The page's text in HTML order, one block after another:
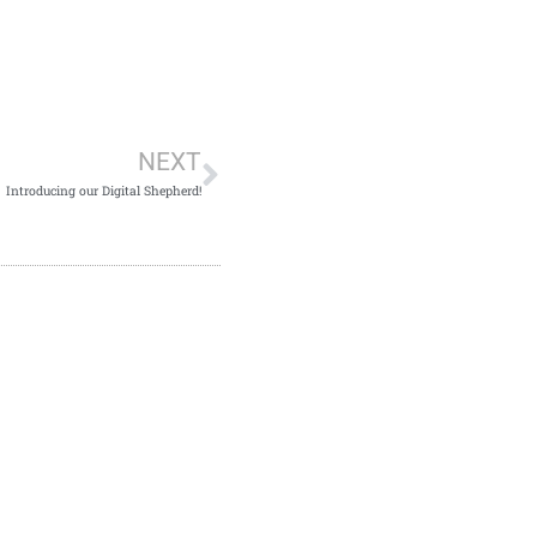
NEXT
Introducing our Digital Shepherd!